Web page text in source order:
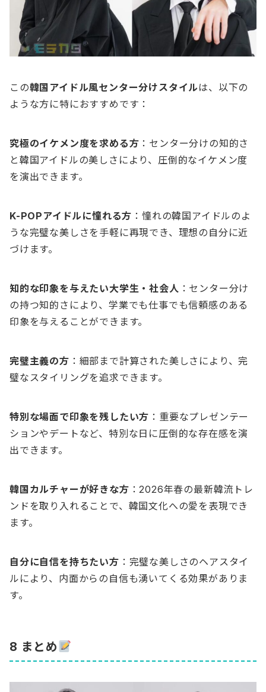
この韓国アイドル風センター分けスタイルは、以下の
ような方に特におすすめです：
究極のイケメン度を求める方 ：センター分けの知的さ
と韓国アイドルの美しさにより、圧倒的なイケメン度
を演出できます。
K-POPアイドルに憧れる方 ：憧れの韓国アイドルのよ
うな完璧な美しさを手軽に再現でき、理想の自分に近
づけます。
知的な印象を与えたい大学生・社会人 ：センター分け
の持つ知的さにより、学業でも仕事でも信頼感のある
印象を与えることができます。
完璧主義の方 ：細部まで計算された美しさにより、完
璧なスタイリングを追求できます。
特別な場面で印象を残したい方 ：重要なプレゼンテー
ションやデートなど、特別な日に圧倒的な存在感を演
出できます。
韓国カルチャーが好きな方 ：2026年春の最新韓流トレ
ンドを取り入れることで、韓国文化への愛を表現でき
ます。
自分に自信を持ちたい方 ：完璧な美しさのヘアスタイ
ルにより、内面からの自信も湧いてくる効果がありま
す。
8 まとめ